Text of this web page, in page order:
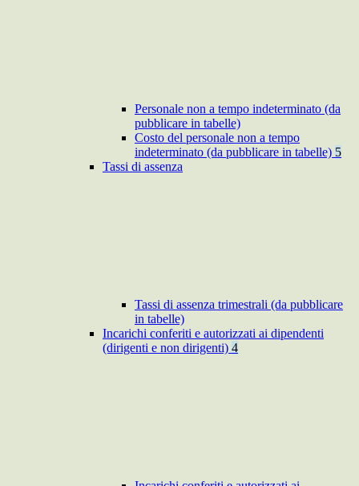
Personale non a tempo indeterminato (da
pubblicare in tabelle)
Costo del personale non a tempo
indeterminato (da pubblicare in tabelle) 5
Tassi di assenza
Tassi di assenza trimestrali (da pubblicare
in tabelle)
Incarichi conferiti e autorizzati ai dipendenti
(dirigenti e non dirigenti) 4